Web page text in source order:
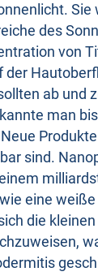
des
von
der
ab und
man
sind.
eine
die